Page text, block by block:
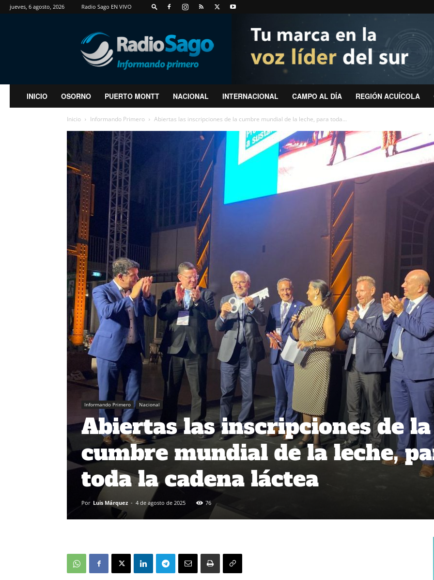
jueves, 6 agosto, 2026 Radio Sago EN VIVO
RadioSago
INICIO OSORNO PUERTO MONTT NACIONAL INTERNACIONAL CAMPO AL DÍA REGIÓN ACUÍCOLA
Inicio Informando Primero Abiertas las inscripciones de la cumbre mundial de la leche, para toda...
Informando Primero Nacional
Abiertas las inscripciones de la
cumbre mundial de la leche,
toda la cadena láctea
Por Luis Márquez - 4 de agosto de 2025 76